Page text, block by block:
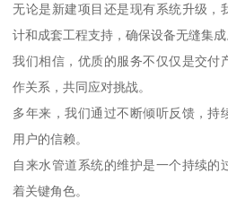
无论是新建项目还是现有系统升级，
计和成套工程支持，确保设备无缝集成
我们相信，优质的服务不仅仅是交付
作关系，共同应对挑战。
多年来，我们通过不断倾听反馈，持
用户的信赖。
自来水管道系统的维护是一个持续的
着关键角色。